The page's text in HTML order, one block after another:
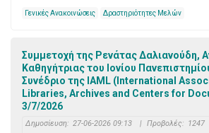
Γενικές Ανακοινώσεις Δραστηριότητες Μελών
Συμμετοχή της Ρενάτας Δαλιανούδη,
Καθηγήτριας του Ιονίου
Συνέδριο της IAML (International
Libraries, Archives and Centers for
3/7/2026
Δημοσίευση: 27-06-2026 09:13 | Προβολές: 1247